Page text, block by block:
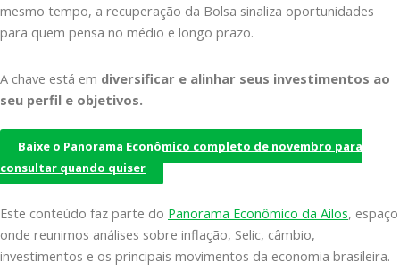
mesmo tempo, a recuperação da Bolsa sinaliza oportunidades
para quem pensa no médio e longo prazo.
A chave está em diversificar e alinhar seus investimentos ao
seu perfil e objetivos.
Baixe o Panorama Econômico completo de novembro para
consultar quando quiser
Este conteúdo faz parte do Panorama Econômico da Ailos, espaço
onde reunimos análises sobre inflação, Selic, câmbio,
investimentos e os principais movimentos da economia brasileira.